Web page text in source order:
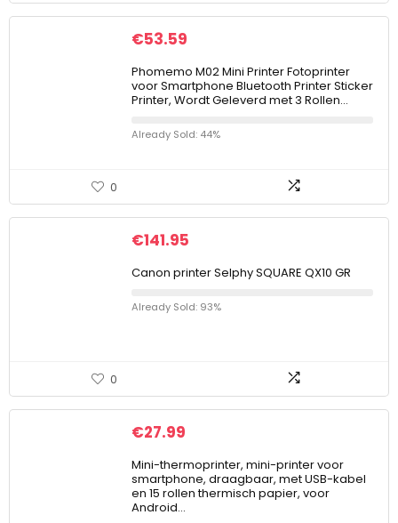
€53.59
Phomemo M02 Mini Printer Fotoprinter
voor Smartphone Bluetooth Printer Sticker
Printer, Wordt Geleverd met 3 Rollen…
Already Sold: 44%
0
€141.95
Canon printer Selphy SQUARE QX10 GR
Already Sold: 93%
0
€27.99
Mini-thermoprinter, mini-printer voor
smartphone, draagbaar, met USB-kabel
en 15 rollen thermisch papier, voor
Android…